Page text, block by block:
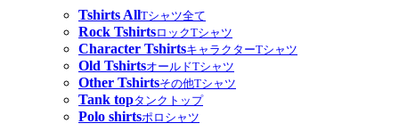
Tshirts AllTシャツ全て
Rock TshirtsロックTシャツ
Character TshirtsキャラクターTシャツ
Old TshirtsオールドTシャツ
Other Tshirtsその他Tシャツ
Tank topタンクトップ
Polo shirtsポロシャツ